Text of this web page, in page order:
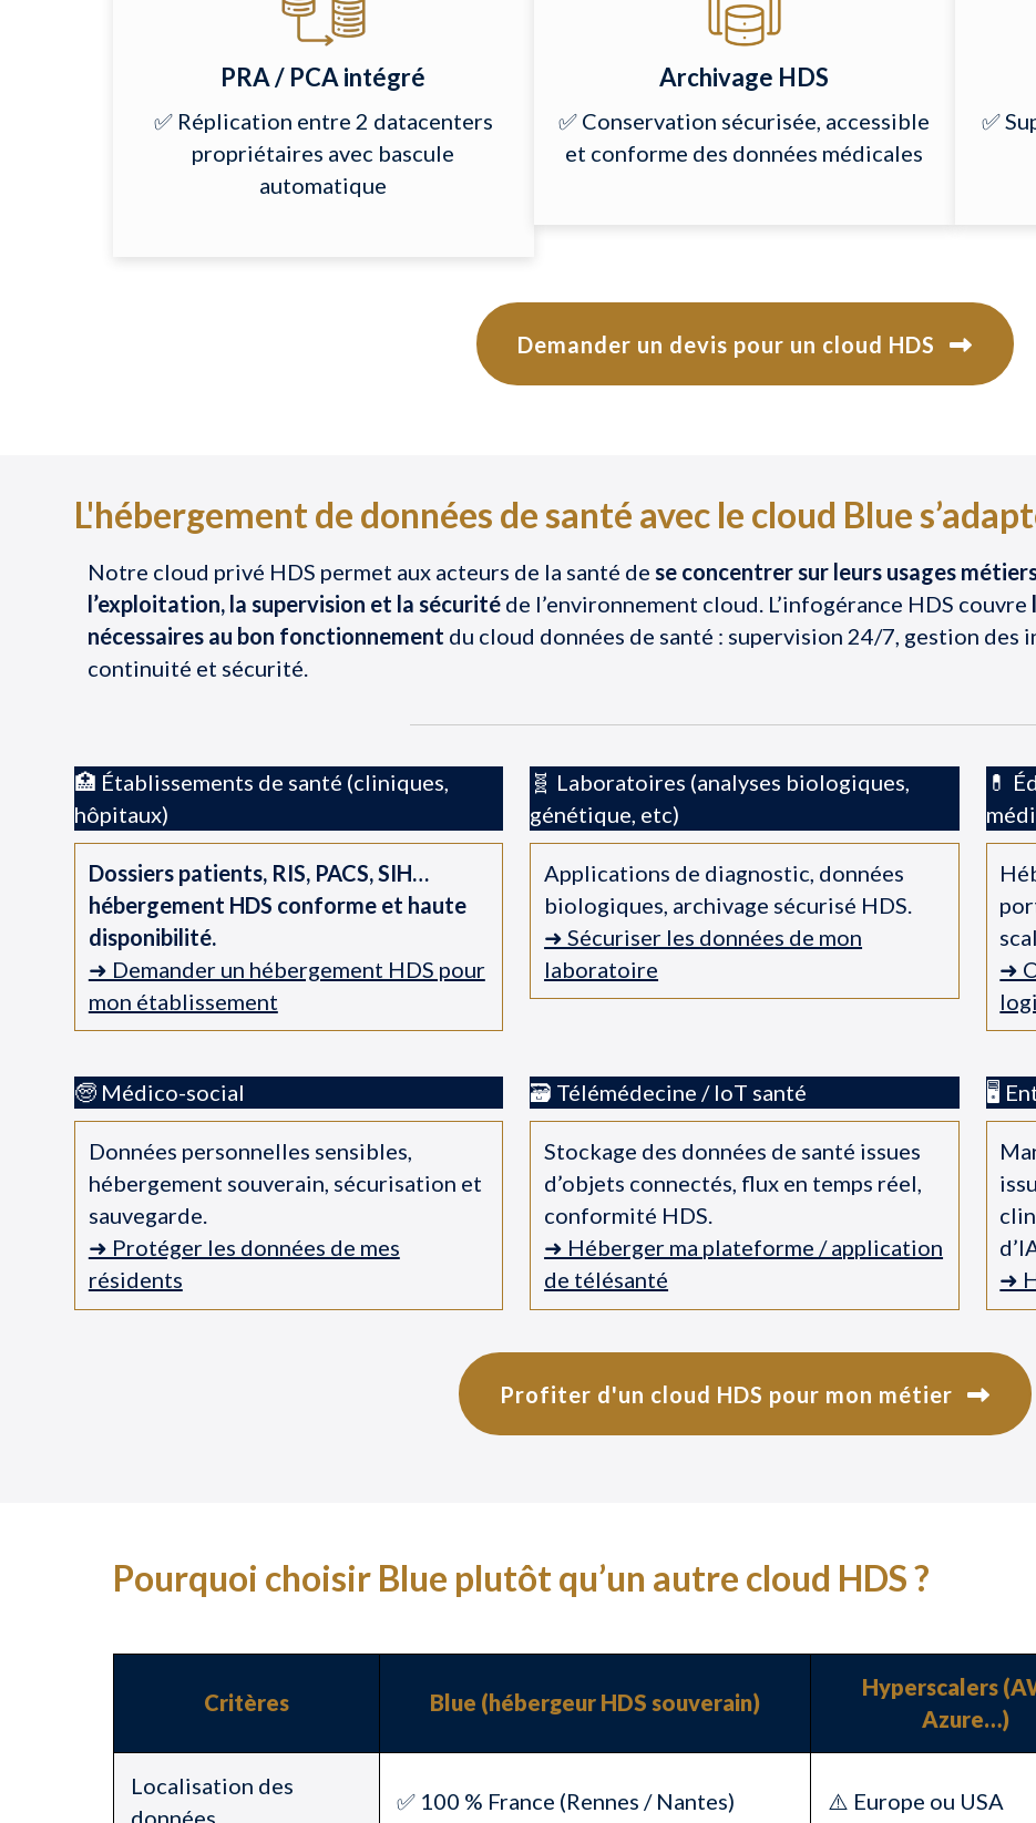
PRA / PCA intégré
✅ Réplication entre 2 datacenters
propriétaires avec bascule
automatique
Archivage HDS
✅ Conservation sécurisée, accessible
et conforme des données médicales
✅
Demander un devis pour un cloud HDS
L'hébergement de données de santé avec le cloud Blue
Notre cloud privé HDS permet aux acteurs de la santé dese concentrer sur leurs usages
l’exploitation, la supervision et la sécurité de l’environnement cloud. L’infogérance HDS couvre
nécessaires au bon fonctionnement du cloud données de santé : supervision 24/7, gestion des
continuité et sécurité.
🏥 Établissements de santé (cliniques,
hôpitaux)
Dossiers patients, RIS, PACS, SIH…
hébergement HDS conforme et haute
disponibilité.
➜ Demander un hébergement HDS pour
mon établissement
🧬 Laboratoires (analyses biologiques,
génétique, etc)
Applications de diagnostic, données
biologiques, archivage sécurisé HDS.
➜ Sécuriser les données de mon
laboratoire
💊
➜
🧓 Médico-social
Données personnelles sensibles,
hébergement souverain, sécurisation et
sauvegarde.
➜ Protéger les données de mes
résidents
🗃️ Télémédecine / IoT santé
Stockage des données de santé issues
d’objets connectés, flux en temps réel,
conformité HDS.
➜ Héberger ma plateforme / application
de télésanté
🖥️
➜
Profiter d'un cloud HDS pour mon métier
Pourquoi choisir Blue plutôt qu’un autre cloud HDS ?
Critères Blue (hébergeur HDS souverain)
Hyperscalers
Azure…)
Localisation des
données
✅ 100 % France (Rennes / Nantes) ⚠️ Europe ou USA